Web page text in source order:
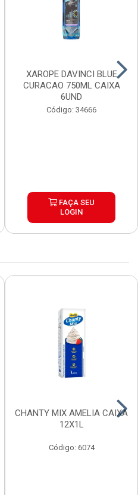
XAROPE DAVINCI BLUE
CURACAO 750ML CAIXA
6UND
Código: 34666
FAÇA SEU
LOGIN
CHANTY MIX AMELIA CAIXA
12X1L
Código: 6074